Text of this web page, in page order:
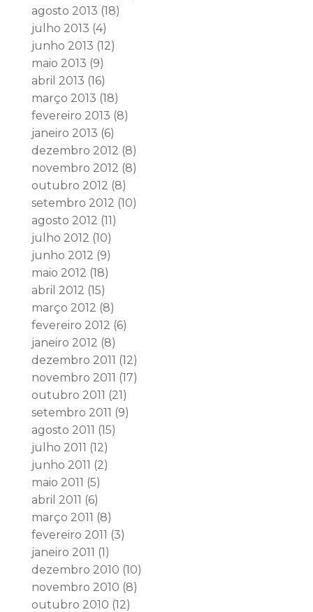
agosto 2013 (18)
julho 2013 (4)
junho 2013 (12)
maio 2013 (9)
abril 2013 (16)
março 2013 (18)
fevereiro 2013 (8)
janeiro 2013 (6)
dezembro 2012 (8)
novembro 2012 (8)
outubro 2012 (8)
setembro 2012 (10)
agosto 2012 (11)
julho 2012 (10)
junho 2012 (9)
maio 2012 (18)
abril 2012 (15)
março 2012 (8)
fevereiro 2012 (6)
janeiro 2012 (8)
dezembro 2011 (12)
novembro 2011 (17)
outubro 2011 (21)
setembro 2011 (9)
agosto 2011 (15)
julho 2011 (12)
junho 2011 (2)
maio 2011 (5)
abril 2011 (6)
março 2011 (8)
fevereiro 2011 (3)
janeiro 2011 (1)
dezembro 2010 (10)
novembro 2010 (8)
outubro 2010 (12)